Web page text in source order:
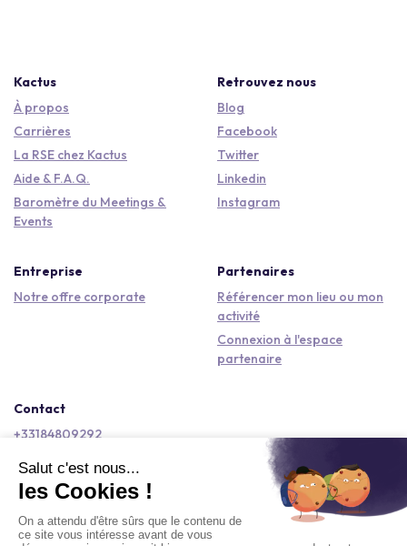
Kactus
À propos
Carrières
La RSE chez Kactus
Aide & F.A.Q.
Baromètre du Meetings &
Events
Retrouvez nous
Blog
Facebook
Twitter
Linkedin
Instagram
Entreprise
Notre offre corporate
Partenaires
Référencer mon lieu ou mon
activité
Connexion à l'espace
partenaire
Contact
+33184809292
Copyright © 2026 Kactus Tous droits réservés